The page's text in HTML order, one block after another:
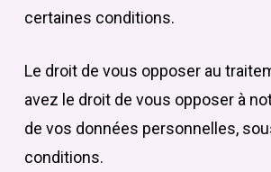
certaines conditions.
Le droit de vous opposer au
avez le droit de vous opposer à
de vos données personnelles,
conditions.